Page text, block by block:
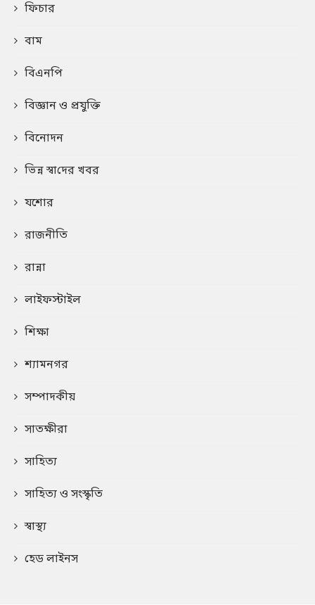
ফিচার
বাম
বিএনপি
বিজ্ঞান ও প্রযুক্তি
বিনোদন
ভিন্ন স্বা‌দের খবর
যশোর
রাজনীতি
রান্না
লাইফস্টাইল
শিক্ষা
শ্যামনগর
সম্পাদকীয়
সাতক্ষীরা
সাহিত্য
সাহিত্য ও সংস্কৃতি
স্বাস্থ্য
হেড লাইনস